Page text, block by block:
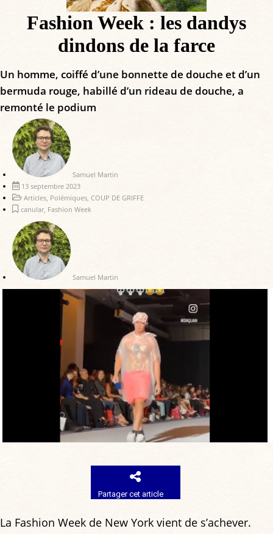
Fashion Week : les dandys
dindons de la farce
Un homme, coiffé d’une bonnette de douche et d’un
bermuda rouge, habillé d’un rideau de douche, a
remonté le podium
Samuel Martin
13 septembre 2023
Articles Polémiques COUP DE GRIFFE
canular, Fashion Week
Samuel Martin
Partager cet article
La Fashion Week de New York vient de s’achever.